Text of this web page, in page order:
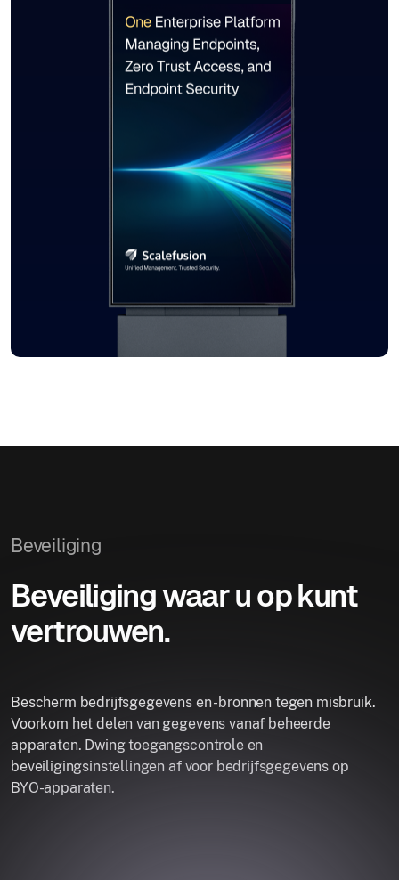
Beveiliging
Beveiliging waar u op kunt
vertrouwen.
Bescherm bedrijfsgegevens en -bronnen tegen misbruik.
Voorkom het delen van gegevens vanaf beheerde
apparaten. Dwing toegangscontrole en
beveiligingsinstellingen af ​​voor bedrijfsgegevens op
BYO-apparaten.